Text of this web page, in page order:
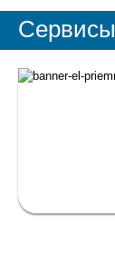
Сервисы